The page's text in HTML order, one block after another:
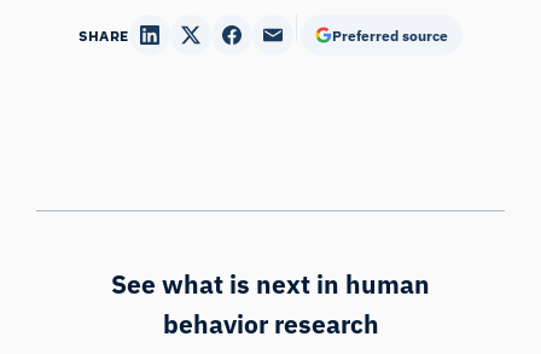
SHARE Preferred source
See what is next in human
behavior research